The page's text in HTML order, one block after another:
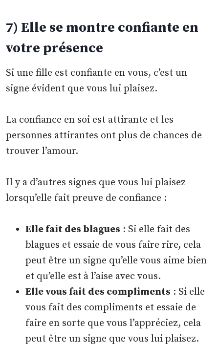
7) Elle se montre confiante en
votre présence
Si une fille est confiante en vous, c’est un
signe évident que vous lui plaisez.
La confiance en soi est attirante et les
personnes attirantes ont plus de chances de
trouver l’amour.
Il y a d’autres signes que vous lui plaisez
lorsqu’elle fait preuve de confiance :
Elle fait des blagues : Si elle fait des
blagues et essaie de vous faire rire, cela
peut être un signe qu’elle vous aime bien
et qu’elle est à l’aise avec vous.
Elle vous fait des compliments : Si elle
vous fait des compliments et essaie de
faire en sorte que vous l’appréciez, cela
peut être un signe que vous lui plaisez.